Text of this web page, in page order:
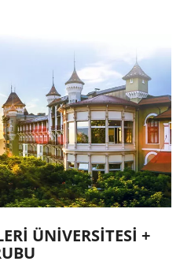
ÜNİVERSİTESİ +